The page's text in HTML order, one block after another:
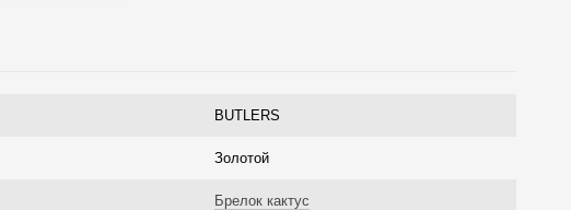
BUTLERS
Золотой
Брелок кактус